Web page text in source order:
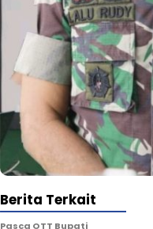
Berita Terkait
Pasca OTT Bupati